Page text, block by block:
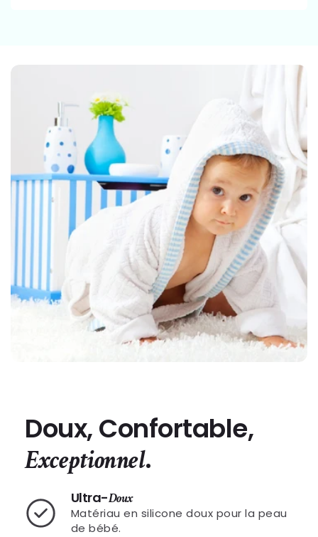
Doux, Confortable,
Exceptionnel.
Ultra-Doux
Matériau en silicone doux pour la peau
de bébé.